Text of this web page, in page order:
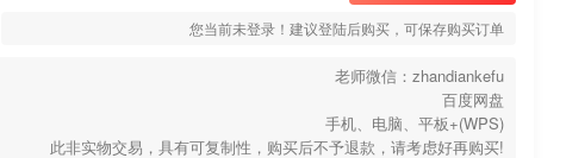
您当前未登录！建议登陆后购买，可保存购买订单
老师微信：zhandiankefu
百度网盘
手机、电脑、平板+(WPS)
此非实物交易，具有可复制性，购买后不予退款，请考虑好再购买!